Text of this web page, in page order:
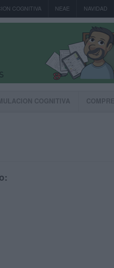
COGNITIVA NEAE NAVIDAD
COGNITIVA